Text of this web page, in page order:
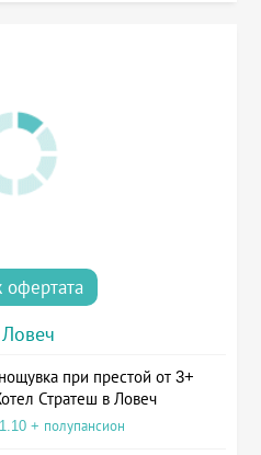
офертата
Ловеч
при престой от 3+
Стратеш в Ловеч
+ полупансион